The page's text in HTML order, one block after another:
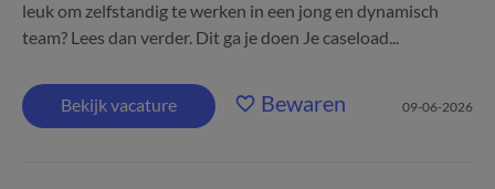
leuk om zelfstandig te werken in een jong en dynamisch
team? Lees dan verder. Dit ga je doen Je caseload...
Bekijk vacature Bewaren 09-06-2026